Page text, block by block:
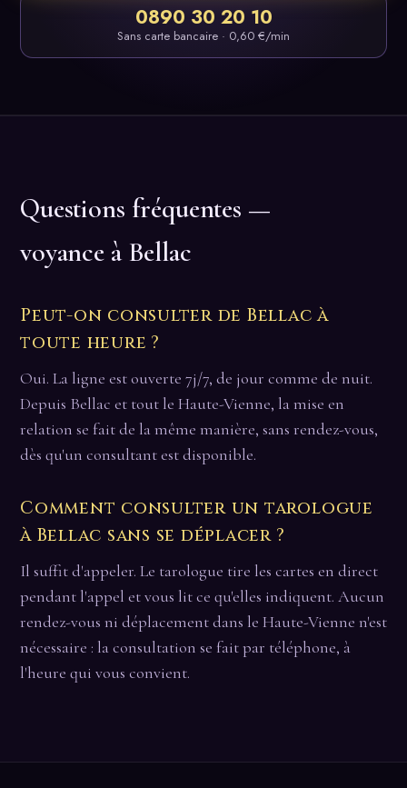
0890 30 20 10
Sans carte bancaire · 0,60 €/min
Questions fréquentes —
voyance à Bellac
Peut-on consulter de Bellac à
toute heure ?
Oui. La ligne est ouverte 7j/7, de jour comme de nuit.
Depuis Bellac et tout le Haute-Vienne, la mise en
relation se fait de la même manière, sans rendez-vous,
dès qu'un consultant est disponible.
Comment consulter un tarologue
à Bellac sans se déplacer ?
Il suffit d'appeler. Le tarologue tire les cartes en direct
pendant l'appel et vous lit ce qu'elles indiquent. Aucun
rendez-vous ni déplacement dans le Haute-Vienne n'est
nécessaire : la consultation se fait par téléphone, à
l'heure qui vous convient.